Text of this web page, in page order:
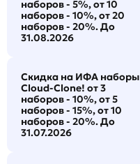
наборов - 5%, от 10
наборов - 10%, от 20
наборов - 20%. До
31.08.2026
Скидка на ИФА наборы
Cloud-Clone! от 3
наборов - 10%, от 5
наборов - 15%, от 10
наборов - 20%. До
31.07.2026